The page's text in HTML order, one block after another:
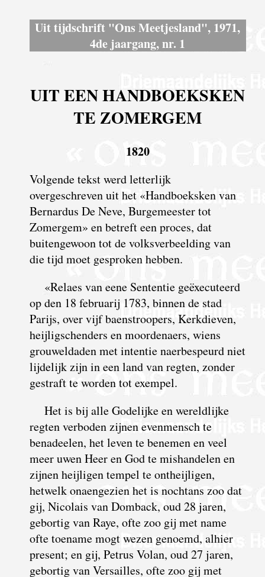
Uit tijdschrift "Ons Meetjesland", 1971,
4de jaargang, nr. 1
UIT EEN HANDBOEKSKEN
TE ZOMERGEM
1820
Volgende tekst werd letterlijk
overgeschreven uit het «Hand­boeksken van
Bernardus De Neve, Burgemeester tot
Zomergem» en betreft een proces, dat
buitengewoon tot de volksverbeelding van
die tijd moet gesproken hebben.
«Relaes van eene Sententie geëxecuteerd
op den 18 februarij 1783, binnen de stad
Parijs, over vijf baen­stroopers, Kerkdieven,
heijlig­schenders en moorde­naers, wiens
grouwel­daden met intentie naerbe­speurd niet
lijde­lijk zijn in een land van regten, zonder
gestraft te worden tot exempel.
Het is bij alle Godelijke en wereldlijke
regten verboden zijnen evenmensch te
benadeelen, het leven te benemen en veel
meer uwen Heer en God te mishandelen en
zijnen heijligen tempel te ontheijligen,
hetwelk onaengezien het is nochtans zoo dat
gij, Nicolais van Domback, oud 28 jaren,
gebortig van Raye, ofte zoo gij met name
ofte toename mogt wezen genoemd, alhier
present; en gij, Petrus Volan, oud 27 jaren,
gebortig van Versailles, ofte zoo gij met